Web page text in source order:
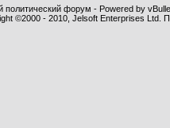
политический форум - Powered by
©2000 - 2010, Jelsoft Enterprises Ltd.